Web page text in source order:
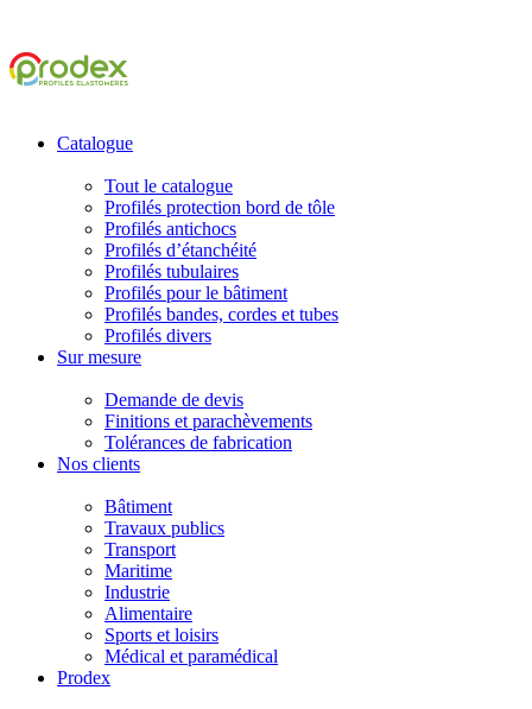
Catalogue
Tout le catalogue
Profilés protection bord de tôle
Profilés antichocs
Profilés d’étanchéité
Profilés tubulaires
Profilés pour le bâtiment
Profilés bandes, cordes et tubes
Profilés divers
Sur mesure
Demande de devis
Finitions et parachèvements
Tolérances de fabrication
Nos clients
Bâtiment
Travaux publics
Transport
Maritime
Industrie
Alimentaire
Sports et loisirs
Médical et paramédical
Prodex